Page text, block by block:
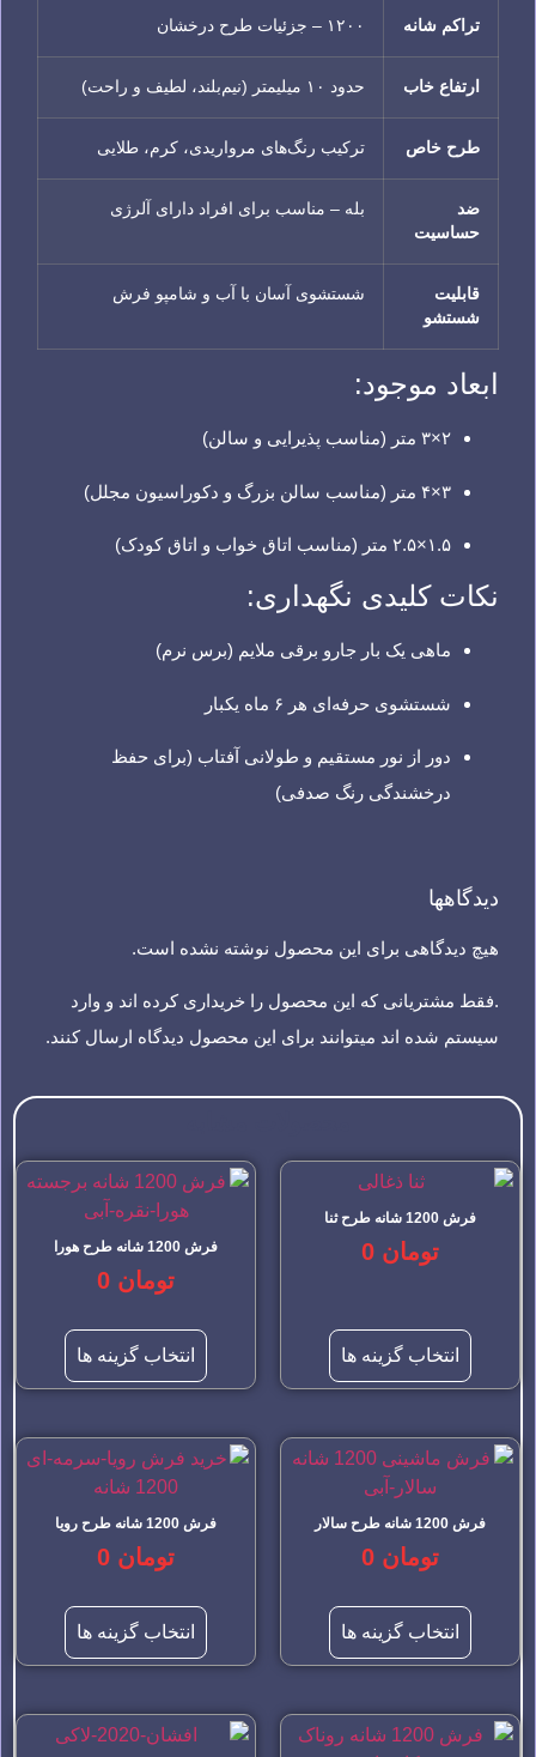
تراکم شانه ۱۲۰۰ – جزئیات طرح درخشان
ارتفاع خاب حدود ۱۰ میلیمتر (نیم‌بلند، لطیف و راحت)
طرح خاص ترکیب رنگ‌های مرواریدی، کرم، طلایی
ضد
حساسیت
بله – مناسب برای افراد دارای آلرژی
قابلیت
شستشو
شستشوی آسان با آب و شامپو فرش
ابعاد موجود:
۲×۳ متر (مناسب پذیرایی و سالن)
۳×۴ متر (مناسب سالن بزرگ و دکوراسیون مجلل)
۱.۵×۲.۵ متر (مناسب اتاق خواب و اتاق کودک)
نکات کلیدی نگهداری:
ماهی یک بار جارو برقی ملایم (برس نرم)
شستشوی حرفه‌ای هر ۶ ماه یکبار
دور از نور مستقیم و طولانی آفتاب (برای حفظ
درخشندگی رنگ صدفی)
دیدگاهها
هیچ دیدگاهی برای این محصول نوشته نشده است.
.فقط مشتریانی که این محصول را خریداری کرده اند و وارد
سیستم شده اند میتوانند برای این محصول دیدگاه ارسال کنند.
فرش 1200 شانه طرح ثنا
تومان
انتخاب گزینه ها
فرش 1200 شانه طرح هورا
تومان
انتخاب گزینه ها
فرش 1200 شانه طرح سالار
تومان
انتخاب گزینه ها
فرش 1200 شانه طرح رویا
تومان
انتخاب گزینه ها